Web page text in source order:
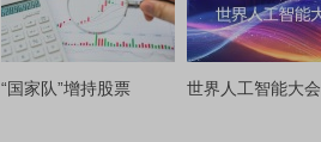
“国家队”增持股票 世界人工智能大会